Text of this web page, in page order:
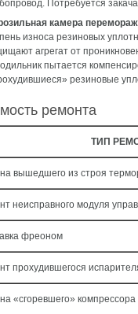
Потребуется
камера
износа резиновых
агрегат от
пытается
резиновые
ремонта
ТИП
вышедшего из строя
неисправного модуля
фреоном
прохудившегося
«сгоревшего» компрессора